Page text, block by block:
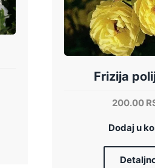
Frizija
200.00
Dodaj u